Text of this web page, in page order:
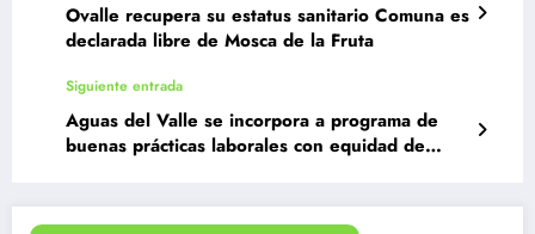
Ovalle recupera su estatus sanitario Comuna es
declarada libre de Mosca de la Fruta
Siguiente entrada
Aguas del Valle se incorpora a programa de
buenas prácticas laborales con equidad de